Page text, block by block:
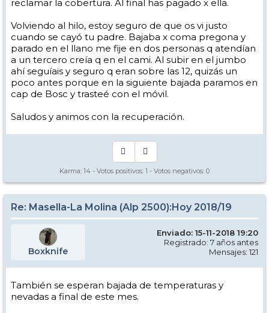
reclamar la cobertura. Al final has pagado x ella.
Volviendo al hilo, estoy seguro de que os vi justo
cuando se cayó tu padre. Bajaba x coma pregona y
parado en el llano me fije en dos personas q atendían
a un tercero creía q en el cami. Al subir en el jumbo
ahí seguíais y seguro q eran sobre las 12, quizás un
poco antes porque en la siguiente bajada paramos en
cap de Bosc y trasteé con el móvil.
Saludos y animos con la recuperación.
Karma: 14 - Votos positivos: 1 - Votos negativos: 0
Re: Masella-La Molina (Alp 2500):Hoy 2018/19
Boxknife
Enviado: 15-11-2018 19:20
Registrado: 7 años antes
Mensajes: 121
También se esperan bajada de temperaturas y
nevadas a final de este mes.